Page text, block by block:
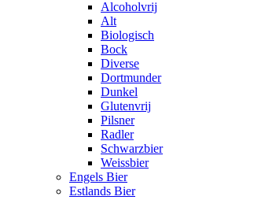
Alcoholvrij
Alt
Biologisch
Bock
Diverse
Dortmunder
Dunkel
Glutenvrij
Pilsner
Radler
Schwarzbier
Weissbier
Engels Bier
Estlands Bier